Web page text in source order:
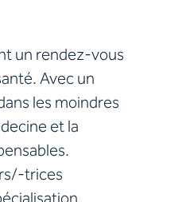
un rendez-vous
Avec un
les moindres
et la
trices